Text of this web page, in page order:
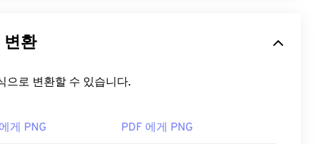
러 플랫폼의 대부분의 이미지 뷰어에서 열립니다. 예를
서 열리고, macOS에서는
롯한 모든 플랫폼에서XnView MP
는 투명도가 더 높은 애니메이션도 지원합니다(
). PNG를 사용하면 다음과 같은 이점이 있습니다. 또
이미지 뷰어에서 열립니다. PNG 파일은 모든 웹 브라
로 변환
다른 파일도 PNG 형식으로 변환할 수 있습니다.
게 PNG PDF 에게 PNG